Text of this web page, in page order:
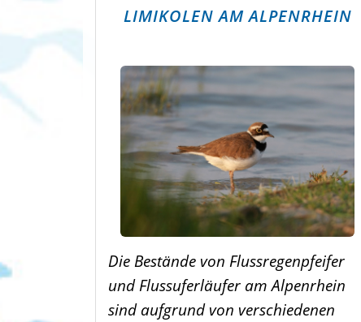
LIMIKOLEN AM ALPENRHEIN
Die Bestände von Flussregenpfeifer
und Flussuferläufer am Alpenrhein
sind aufgrund von verschiedenen